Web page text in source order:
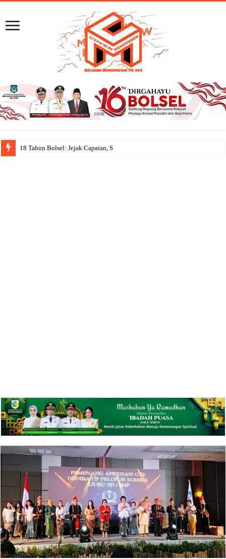
18 Tahun Bolsel: Jejak Capaian, Semangat Gotong Royong Mena